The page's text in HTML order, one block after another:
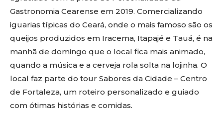
Gastronomia Cearense em 2019. Comercializando
iguarias típicas do Ceará, onde o mais famoso são os
queijos produzidos em Iracema, Itapajé e Tauá, é na
manhã de domingo que o local fica mais animado,
quando a música e a cerveja rola solta na lojinha. O
local faz parte do tour Sabores da Cidade – Centro
de Fortaleza, um roteiro personalizado e guiado
com ótimas histórias e comidas.